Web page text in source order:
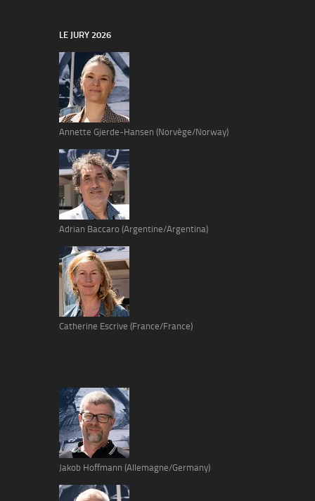
LE JURY 2026
Annette Gjerde-Hansen (Norvège/Norway)
Adrian Baccaro (Argentine/Argentina)
Catherine Escrive (France/France)
Jakob Hoffmann (Allemagne/Germany)